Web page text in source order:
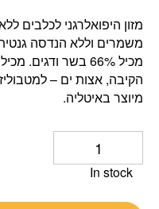
מזון היפואלרגני לכלבים
משמרים וללא הנדסה
מכיל 66% בשר
הקיבה, אצות ים –
מיוצר באיטליה.
In stock